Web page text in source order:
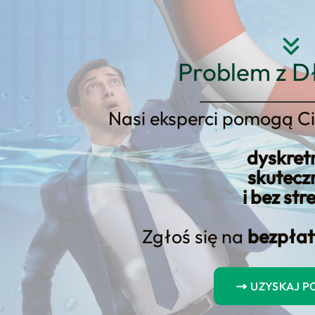
Problem z
Nasi eksperci pomogą
i bez
Zgłoś się na
UZYSKAJ
Strona główna O nas
Jak się porównujemy z